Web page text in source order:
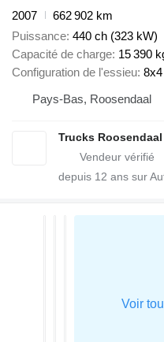
2007
662 902 km
Puissance 440 ch (323 kW)
Capacité de charge 15 390
Configuration de l'essieu 8x4
Pays-Bas, Roosendaal
Trucks Roosendaal
depuis 12 ans sur